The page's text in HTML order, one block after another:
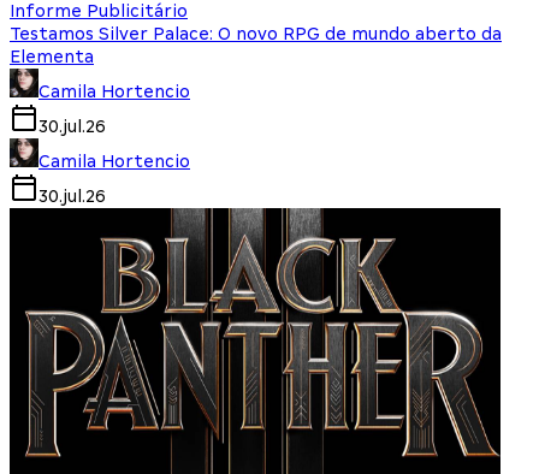
Informe Publicitário
Testamos Silver Palace: O novo RPG de mundo aberto da
Elementa
Camila Hortencio
30.jul.26
Camila Hortencio
30.jul.26